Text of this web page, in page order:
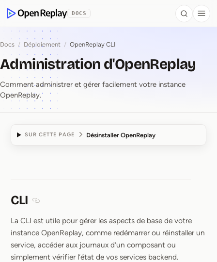
OpenReplay
DOCS Search
Docs / Déploiement / OpenReplay CLI
Administration d'OpenReplay
Comment administrer et gérer facilement votre instance
OpenReplay.
SUR CETTE PAGE Désinstaller OpenReplay
CLI
La CLI est utile pour gérer les aspects de base de votre
instance OpenReplay, comme redémarrer ou réinstaller un
service, accéder aux journaux d’un composant ou
simplement vérifier l’état de vos services backend.